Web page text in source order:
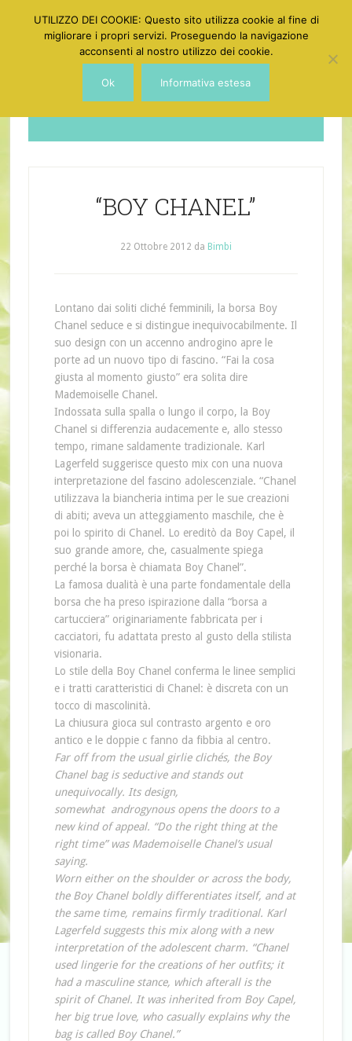
Dotgirl
“BOY CHANEL”
22 Ottobre 2012 da Bimbi
Lontano dai soliti cliché femminili, la borsa Boy
Chanel seduce e si distingue inequivocabilmente. Il
suo design con un accenno androgino apre le
porte ad un nuovo tipo di fascino. “Fai la cosa
giusta al momento giusto” era solita dire
Mademoiselle Chanel.
Indossata sulla spalla o lungo il corpo, la Boy
Chanel si differenzia audacemente e, allo stesso
tempo, rimane saldamente tradizionale. Karl
Lagerfeld suggerisce questo mix con una nuova
interpretazione del fascino adolescenziale. “Chanel
utilizzava la biancheria intima per le sue creazioni
di abiti; aveva un atteggiamento maschile, che è
poi lo spirito di Chanel. Lo ereditò da Boy Capel, il
suo grande amore, che, casualmente spiega
perché la borsa è chiamata Boy Chanel”.
La famosa dualità è una parte fondamentale della
borsa che ha preso ispirazione dalla “borsa a
cartucciera” originariamente fabbricata per i
cacciatori, fu adattata presto al gusto della stilista
visionaria.
Lo stile della Boy Chanel conferma le linee semplici
e i tratti caratteristici di Chanel: è discreta con un
tocco di mascolinità.
La chiusura gioca sul contrasto argento e oro
antico e le doppie c fanno da fibbia al centro.
Far off from the usual girlie clichés, the Boy
Chanel bag is seductive and stands out
unequivocally. Its design,
somewhat androgynous opens the doors to a
new kind of appeal. “Do the right thing at the
right time” was Mademoiselle Chanel’s usual
saying.
Worn either on the shoulder or across the body,
the Boy Chanel boldly differentiates itself, and at
the same time, remains firmly traditional. Karl
Lagerfeld suggests this mix along with a new
interpretation of the adolescent charm. “Chanel
used lingerie for the creations of her outfits; it
had a masculine stance, which afterall is the
spirit of Chanel. It was inherited from Boy Capel,
her big true love, who casually explains why the
bag is called Boy Chanel.”
UTILIZZO DEI COOKIE: Questo sito utilizza cookie al fine di
migliorare i propri servizi. Proseguendo la navigazione
acconsenti al nostro utilizzo dei cookie.
Ok Informativa estesa